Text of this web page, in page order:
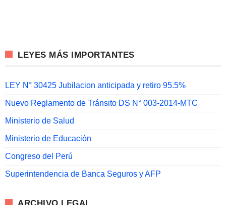
LEYES MÁS IMPORTANTES
LEY N° 30425 Jubilacion anticipada y retiro 95.5%
Nuevo Reglamento de Tránsito DS N° 003-2014-MTC
Ministerio de Salud
Ministerio de Educación
Congreso del Perú
Superintendencia de Banca Seguros y AFP